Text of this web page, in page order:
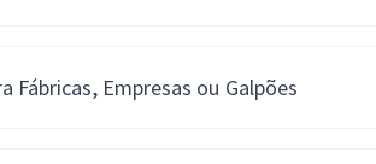
Fábricas, Empresas ou Galpões